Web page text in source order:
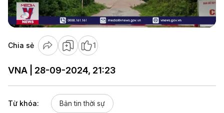
Video
Chia sẻ 1
VNA | 28-09-2024, 21:23
Từ khóa: Bản tin thời sự